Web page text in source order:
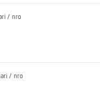
/ nro
/ nro